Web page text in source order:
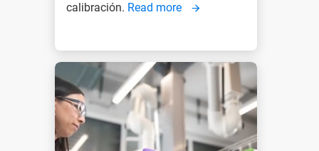
calibración. Read more